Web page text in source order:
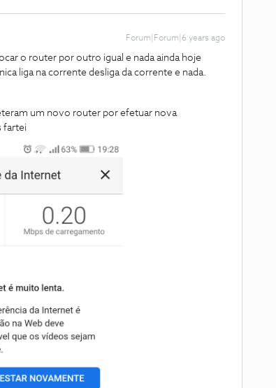
Forum|Forum|6 years ago
o router por outro igual e nada ainda hoje
liga na corrente desliga da corrente e nada.
um novo router por efetuar nova
fartei